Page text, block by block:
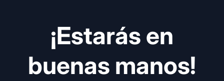
¡Estarás en
buenas manos!